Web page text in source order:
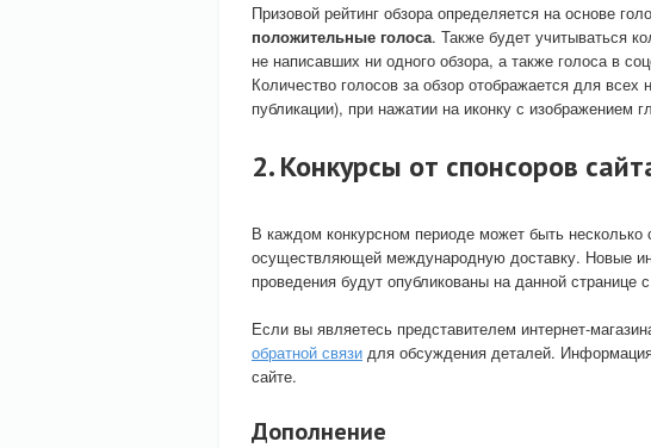
Призовой рейтинг обзора определяется на основе
положительные голоса. Также будет учитываться
не написавших ни одного обзора, а также голоса в
Количество голосов за обзор отображается для
публикации), при нажатии на иконку с изображением
2. Конкурсы от спонсоров
В каждом конкурсном периоде может быть несколько
осуществляющей международную доставку. Новые
проведения будут опубликованы на данной странице
Если вы являетесь представителем интернет-
обратной связи для обсуждения деталей.
сайте.
Дополнение